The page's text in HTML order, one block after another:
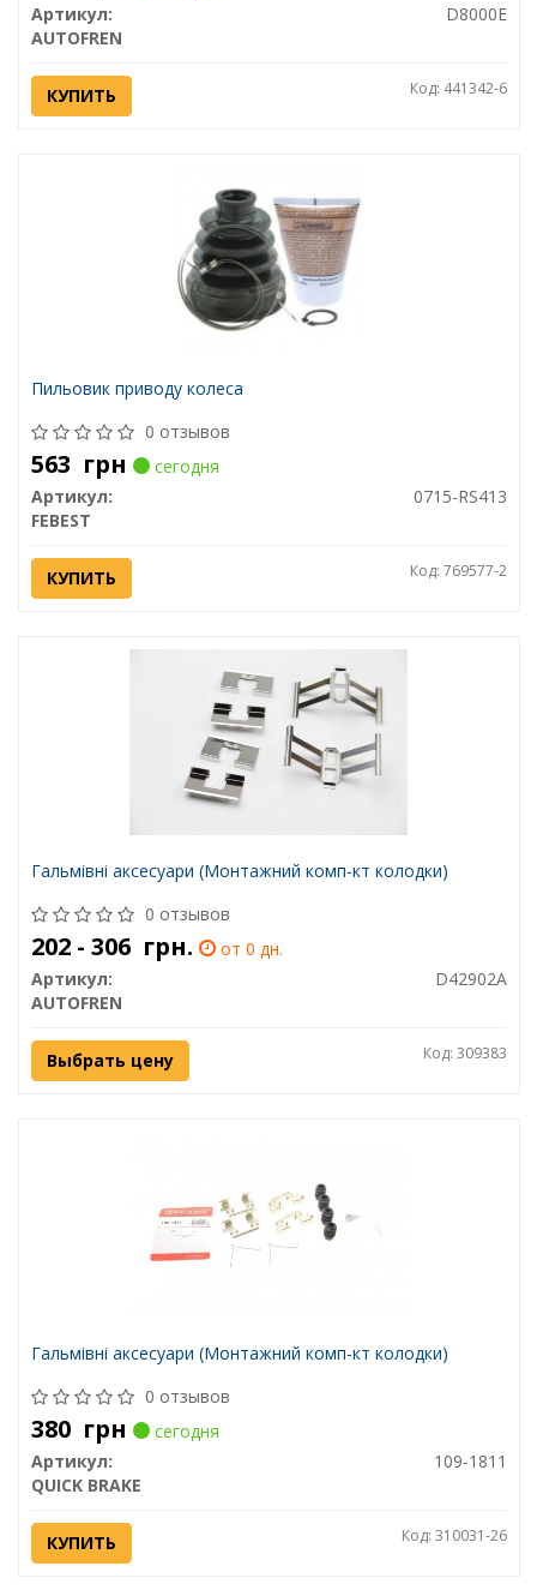
Артикул:
D8000E
AUTOFREN
КУПИТЬ Код: 441342-6
Пильовик приводу колеса
0 отзывов
563 грн
сегодня
Артикул:
0715-RS413
FEBEST
КУПИТЬ Код: 769577-2
Гальмівні аксесуари (Монтажний комп-кт колодки)
0 отзывов
202 - 306 грн.
от 0 дн.
Артикул:
D42902A
AUTOFREN
Выбрать цену Код: 309383
Гальмівні аксесуари (Монтажний комп-кт колодки)
0 отзывов
380 грн
сегодня
Артикул:
109-1811
QUICK BRAKE
КУПИТЬ Код: 310031-26